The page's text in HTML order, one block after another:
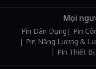
Mọi
Pin Dân Dụng Pin
Pin Năng Lượng &
Pin Thiết